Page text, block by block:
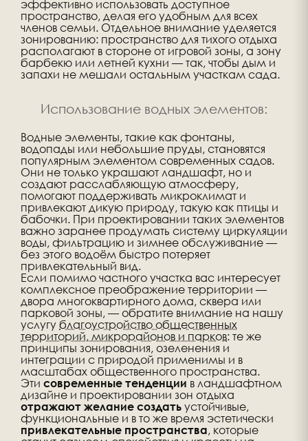
эффективно использовать доступное
пространство, делая его удобным для всех
членов семьи. Отдельное внимание уделяется
зонированию: пространство для тихого отдыха
располагают в стороне от игровой зоны, а зону
барбекю или летней кухни — так, чтобы дым и
запахи не мешали остальным участкам сада.
Использование водных элементов:
Водные элементы, такие как фонтаны,
водопады или небольшие пруды, становятся
популярным элементом современных садов.
Они не только украшают ландшафт, но и
создают расслабляющую атмосферу,
помогают поддерживать микроклимат и
привлекают дикую природу, такую как птицы и
бабочки. При проектировании таких элементов
важно заранее продумать систему циркуляции
воды, фильтрацию и зимнее обслуживание —
без этого водоём быстро потеряет
привлекательный вид.
Если помимо частного участка вас интересует
комплексное преображение территории —
двора многоквартирного дома, сквера или
парковой зоны, — обратите внимание на нашу
услугублагоустройство общественных
территорий, микрорайонов и парков: те же
принципы зонирования, озеленения и
интеграции с природой применимы и в
масштабах общественного пространства.
Эти современные тенденции в ландшафтном
дизайне и проектировании зон отдыха
отражают желание создать устойчивые,
функциональные и в то же время эстетически
привлекательные пространства, которые